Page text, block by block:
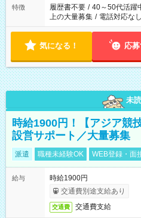
特徴 履歴書不要 / 40～50代活躍
上の大量募集 / 電話対応なし
気になる！ 応
未読
時給1900円！【アジア競
設営サポート／大量募集
派遣 職種未経験OK WEB登録・面
給与
時給1900円
交通費別途支給あり
交通費 交通費支給